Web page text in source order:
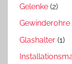
Gelenke (2)
Gewinderohre
Glashalter (1)